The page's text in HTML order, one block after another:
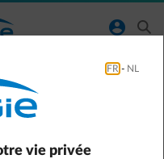
normal-account-circle search
des prix.
FR - NL
vie privée